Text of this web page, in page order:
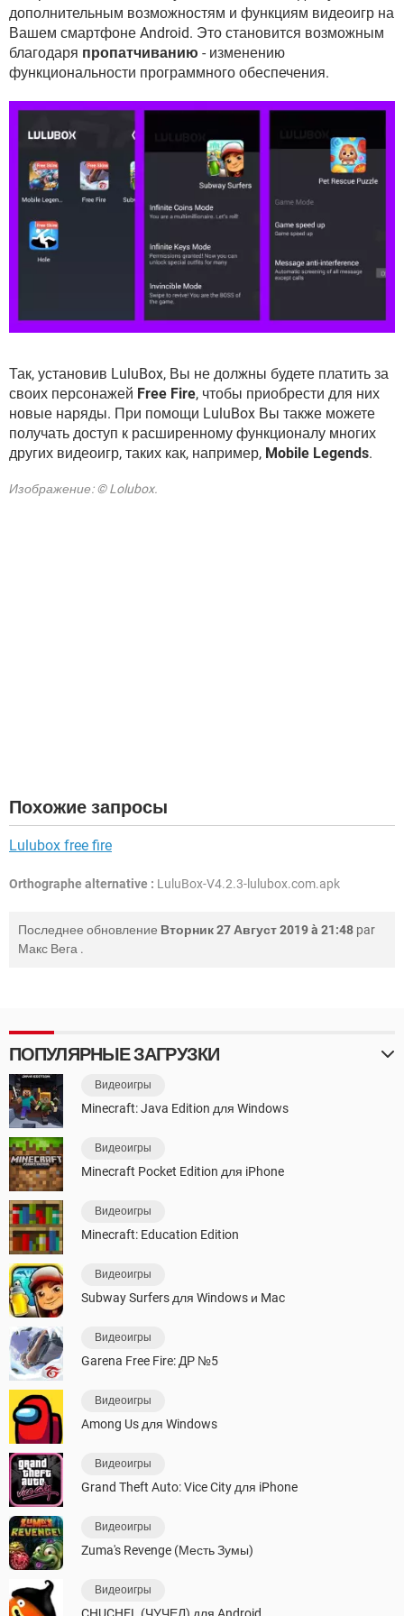
GOOGLE
YANDEX
дополнительным возможностям и функциям видеоигр на
Вашем смартфоне Android. Это становится возможным
благодаря пропатчиванию - изменению
функциональности программного обеспечения.
Так, установив LuluBox, Вы не должны будете платить за
своих персонажей Free Fire, чтобы приобрести для них
новые наряды. При помощи LuluBox Вы также можете
получать доступ к расширенному функционалу многих
других видеоигр, таких как, например, Mobile Legends.
Изображение: © Lolubox.
Похожие запросы
Lulubox free fire
Orthographe alternative : LuluBox-V4.2.3-lulubox.com.apk
Последнее обновление Вторник 27 Август 2019 à 21:48 par
Макс Вега .
ПОПУЛЯРНЫЕ ЗАГРУЗКИ
Видеоигры
Minecraft: Java Edition для Windows
Видеоигры
Minecraft Pocket Edition для iPhone
Видеоигры
Minecraft: Education Edition
Видеоигры
Subway Surfers для Windows и Mac
Видеоигры
Garena Free Fire: ДР №5
Видеоигры
Among Us для Windows
Видеоигры
Grand Theft Auto: Vice City для iPhone
Видеоигры
Zuma's Revenge (Месть Зумы)
Видеоигры